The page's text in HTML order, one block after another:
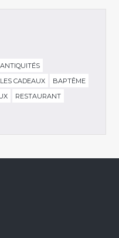
ANTIQUITÉS
CADEAUX
BAPTÊME
RESTAURANT